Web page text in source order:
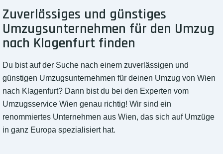
Zuverlässiges und günstiges
Umzugsunternehmen für den Umzug
nach Klagenfurt finden
Du bist auf der Suche nach einem zuverlässigen und
günstigen Umzugsunternehmen für deinen Umzug von Wien
nach Klagenfurt? Dann bist du bei den Experten vom
Umzugsservice Wien genau richtig! Wir sind ein
renommiertes Unternehmen aus Wien, das sich auf Umzüge
in ganz Europa spezialisiert hat.